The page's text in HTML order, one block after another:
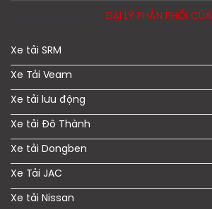
ĐẠI LÝ PHÂN PHỐI CỦA
Xe tải SRM
Xe Tải Veam
Xe tải lưu động
Xe tải Đô Thành
Xe tải Dongben
Xe Tải JAC
Xe tải Nissan